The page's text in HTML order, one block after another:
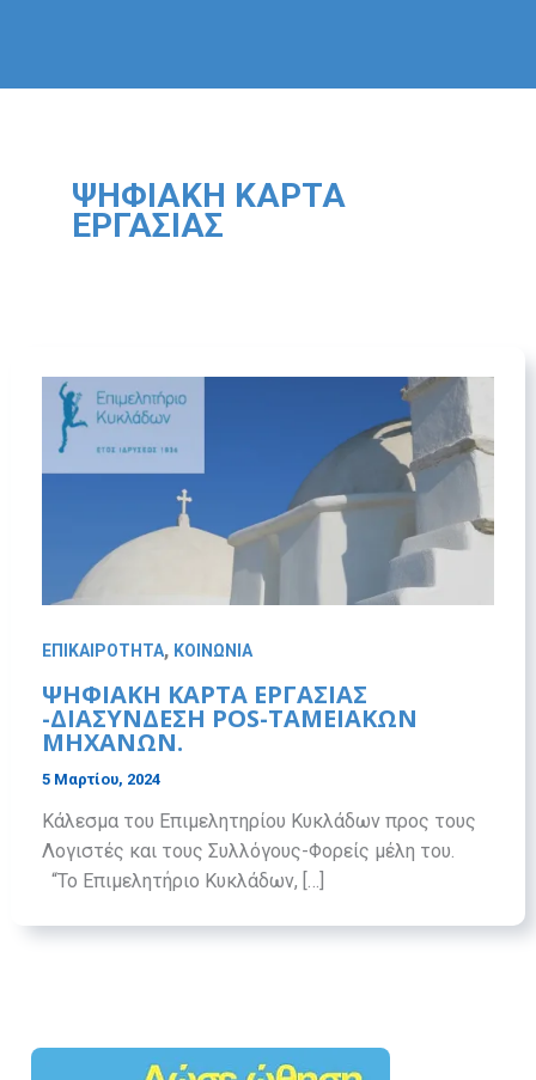
ΨΗΦΙΑΚΉ ΚΆΡΤΑ
ΕΡΓΑΣΊΑΣ
ΕΠΙΚΑΙΡΟΤΗΤΑ, ΚΟΙΝΩΝΙΑ
ΨΗΦΙΑΚΉ ΚΆΡΤΑ ΕΡΓΑΣΊΑΣ
-ΔΙΑΣΎΝΔΕΣΗ ΡΟS-ΤΑΜΕΙΑΚΏΝ
ΜΗΧΑΝΏΝ.
5 Μαρτίου, 2024
Κάλεσμα του Επιμελητηρίου Κυκλάδων προς τους
Λογιστές και τους Συλλόγους-Φορείς μέλη του.
“Το Επιμελητήριο Κυκλάδων, […]